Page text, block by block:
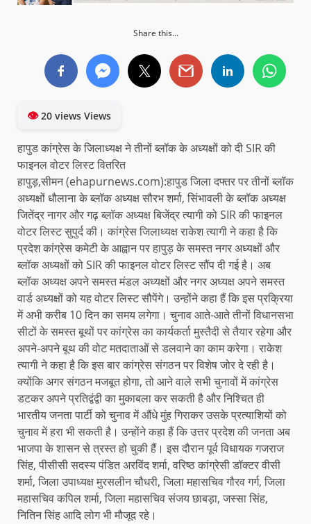
Share this...
👁20 views Views
हापुड कांग्रेस के जिलाध्यक्ष ने तीनों ब्लॉक के अध्यक्षों को दी SIR की
फाइनल वोटर लिस्ट वितरित
हापुड़,सीमन (ehapurnews.com):हापुड जिला दफ्तर पर तीनों ब्लॉक
अध्यक्षों धौलाना के ब्लॉक अध्यक्ष सौरभ शर्मा, सिंभावली के ब्लॉक अध्यक्ष
जितेंद्र नागर और गढ़ ब्लॉक अध्यक्ष बिजेंद्र त्यागी को SIR की फाइनल
वोटर लिस्ट सुपुर्द की। कांग्रेस जिलाध्यक्ष राकेश त्यागी ने कहा है कि
प्रदेश कांग्रेस कमेटी के आह्वान पर हापुड़ के समस्त नगर अध्यक्षों और
ब्लॉक अध्यक्षों को SIR की फाइनल वोटर लिस्ट सौंप दी गई है। अब
ब्लॉक अध्यक्ष अपने समस्त मंडल अध्यक्षों और नगर अध्यक्ष अपने समस्त
वार्ड अध्यक्षों को यह वोटर लिस्ट सौपेंगे। उन्होंने कहा हैं कि इस प्रक्रिया
में अभी करीब 10 दिन का समय लगेगा। चुनाव आते-आते तीनों विधानसभा
सीटों के समस्त बूथों पर कांग्रेस का कार्यकर्ता मुस्तैदी से तैयार रहेगा और
अपने-अपने बूथ की वोट मतदाताओं से डलवाने का काम करेगा। राकेश
त्यागी ने कहा है कि इस बार कांग्रेस संगठन पर विशेष जोर दे रही है।
क्योंकि अगर संगठन मजबूत होगा, तो आने वाले सभी चुनावों में कांग्रेस
डटकर अपने प्रतिद्वंद्वी का मुकाबला कर सकती है और निश्चित ही
भारतीय जनता पार्टी को चुनाव में औंधे मुंह गिराकर उसके प्रत्याशियों को
चुनाव में हरा भी सकती है। उन्होंने कहा हैं कि उत्तर प्रदेश की जनता अब
भाजपा के शासन से त्रस्त हो चुकी हैं। इस दौरान पूर्व विधायक गजराज
सिंह, पीसीसी सदस्य पंडित अरविंद शर्मा, वरिष्ठ कांग्रेसी डॉक्टर वीसी
शर्मा, जिला उपाध्यक्ष मुरसलीन चौधरी, जिला महासचिव गौरव गर्ग, जिला
महासचिव कपिल शर्मा, जिला महासचिव संजय छाबड़ा, जस्सा सिंह,
नितिन सिंह आदि लोग भी मौजूद रहे।